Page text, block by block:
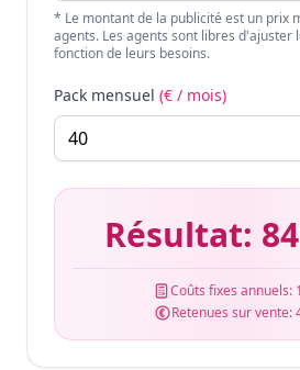
* Le montant de la publicité est un prix
agents. Les agents sont libres d'ajuster
fonction de leurs besoins.
Pack mensuel (€ / mois)
Résultat:
Coûts fixes annuels:
Retenues sur vente: